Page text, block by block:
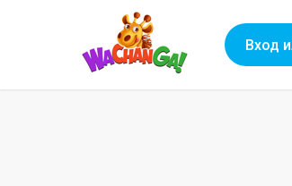
Вход